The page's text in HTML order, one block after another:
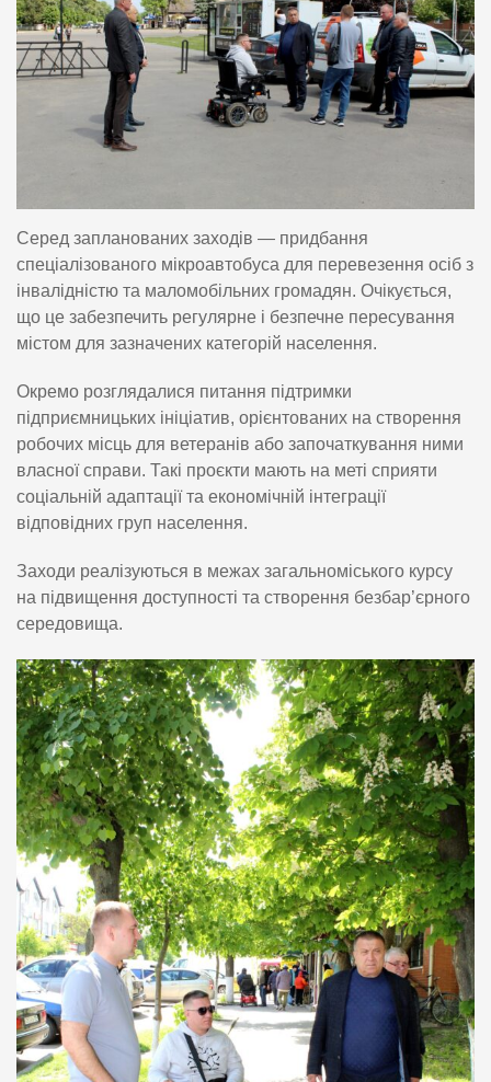
Серед запланованих заходів — придбання
спеціалізованого мікроавтобуса для перевезення осіб з
інвалідністю та маломобільних громадян. Очікується,
що це забезпечить регулярне і безпечне пересування
містом для зазначених категорій населення.
Окремо розглядалися питання підтримки
підприємницьких ініціатив, орієнтованих на створення
робочих місць для ветеранів або започаткування ними
власної справи. Такі проєкти мають на меті сприяти
соціальній адаптації та економічній інтеграції
відповідних груп населення.
Заходи реалізуються в межах загальноміського курсу
на підвищення доступності та створення безбар’єрного
середовища.